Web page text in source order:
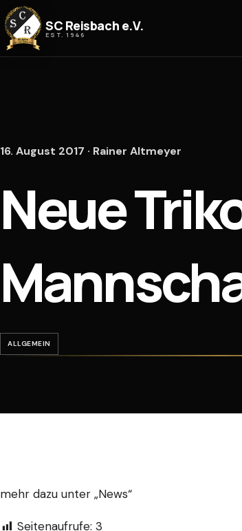
Zum Inhalt springen
SC Reisbach e.V.
EST. 1946
16. August 2017 · Rainer Altmeyer
Neue
ALLGEMEIN
mehr dazu unter „News“
Seitenaufrufe: 3